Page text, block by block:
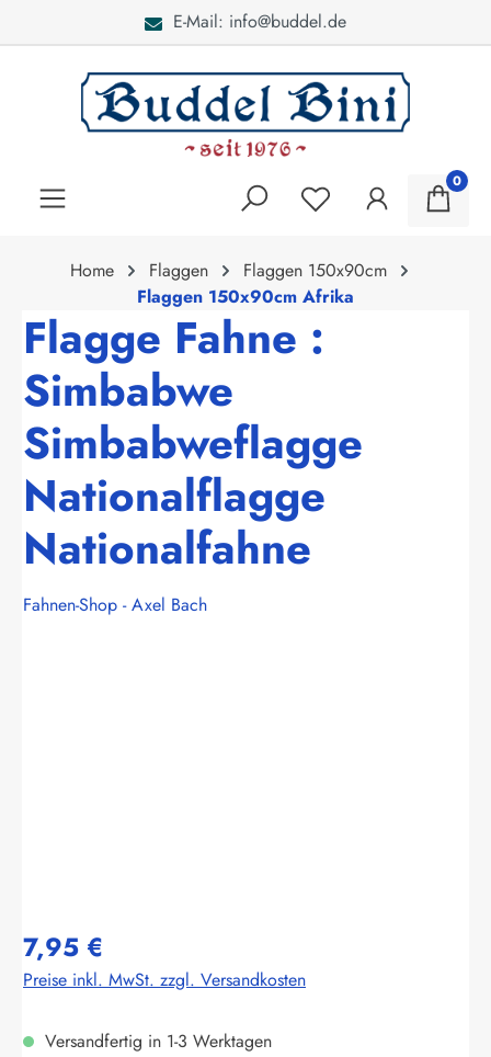
E-Mail: info@buddel.de
0
Home Flaggen
Flaggen 150x90cm
Flaggen 150x90cm Afrika
Flagge Fahne :
Simbabwe
Simbabweflagge
Nationalflagge
Nationalfahne
Fahnen-Shop - Axel Bach
7,95 €
Preise inkl. MwSt. zzgl. Versandkosten
Versandfertig in 1-3 Werktagen